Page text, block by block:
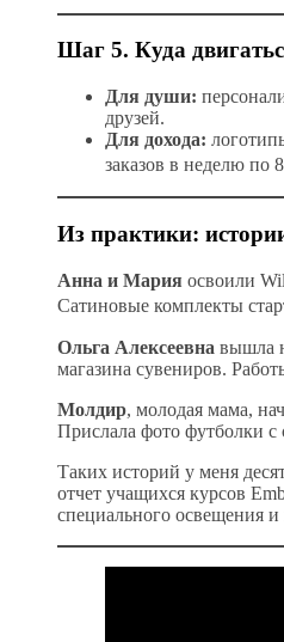
Шаг 5. Куда
Для души:
друзей.
Для дохода:
заказов в неделю по
Из практики:
Анна и Мария освоили
Сатиновые комплекты
Ольга Алексеевна вышла
магазина сувениров.
Молдир, молодая мама,
Прислала фото футболки
Таких историй у меня
отчет учащихся курсов
специального освещения